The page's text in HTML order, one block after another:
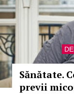
Sănătate.
previi